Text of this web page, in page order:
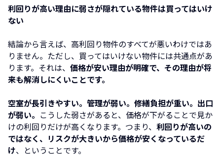
利回りが高い理由に弱さが隠れている物件は買ってはいけ
ない
結論から言えば、高利回り物件のすべてが悪いわけではあ
りません。ただし、買ってはいけない物件には共通点があ
ります。それは、 価格が安い理由が明確で、その理由が将
来も解消しにくいことです。
空室が長引きやすい。管理が弱い。修繕負担が重い。出口
が弱い。 こうした弱さがあると、価格が下がることで見か
けの利回りだけが高くなります。つまり、 利回りが高いの
ではなく、リスクが大きいから価格が安くなっているだ
け、ということです。